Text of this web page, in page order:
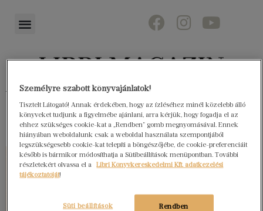
Könyvektől az olvasókig
Személyre szabott könyvajánlatok!
Tisztelt Látogató! Annak érdekében, hogy az ízléséhez minél közelebb álló
könyveket tudjunk a figyelmébe ajánlani, arra kérjük, hogy fogadja el az
ehhez szükséges cookie-kat a „Rendben” gomb megnyomásával. Ennek
hiányában weboldalunk csak a weboldal használata szempontjából
legszükségesebb cookie-kat telepíti a böngészőjébe, de cookie-preferenciáit
később is bármikor módosíthatja a Sütibeállítások menüpontban. További
részletekért olvassa el a
Libri Könyvkereskedelmi Kft. adatkezelési
tájékoztatóját!
Rendben
Süti beállítások